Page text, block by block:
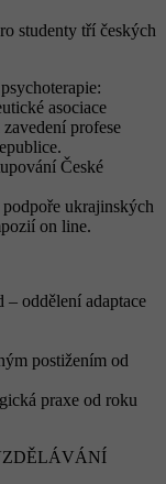
studenty tří českých
asociace
profese
České
ukrajinských
on line.
– oddělení adaptace
postižením od
praxe od roku